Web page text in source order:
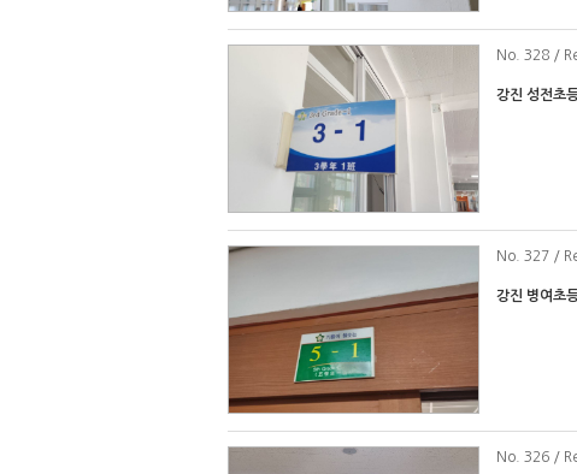
No . 328 /
강진 성전초
No . 327 /
강진 병여초
No . 326 /